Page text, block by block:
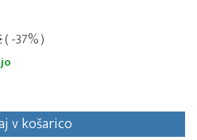
( -37% )
v košarico